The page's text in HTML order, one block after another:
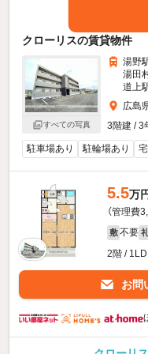
クローリスの賃貸物件
すべての写真
湯野
湯田
道上
広島
3階建 / 3
駐車場あり 駐輪場あり
5.5万
（管理費
敷 不要
2階 /
お問